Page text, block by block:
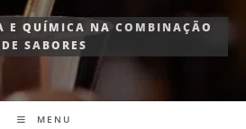
E QUÍMICA NA COMBINAÇÃO
DE SABORES
MENU